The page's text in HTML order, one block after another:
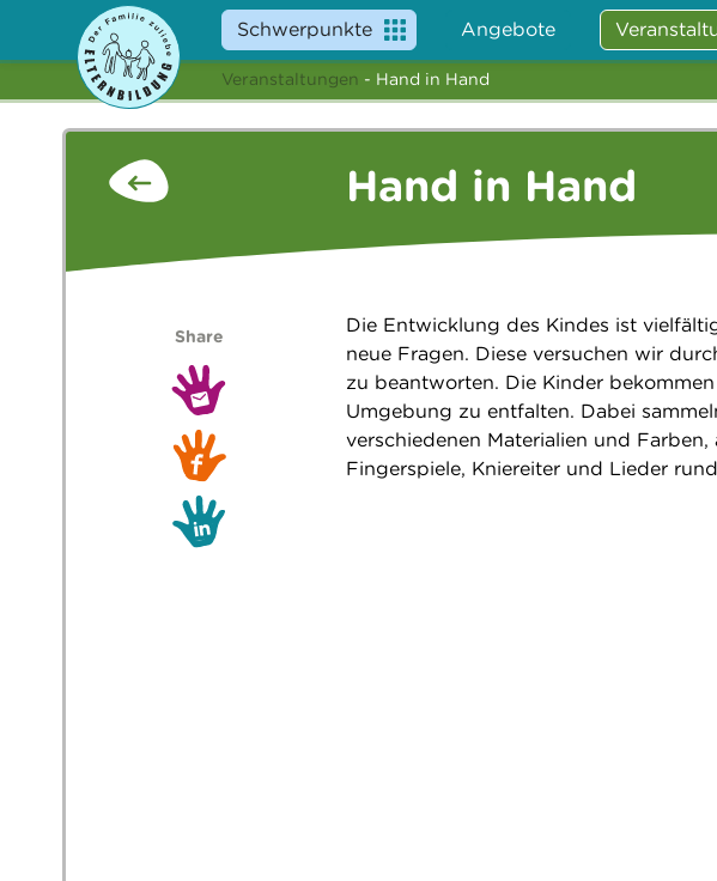
Schwerpunkte Angebote
Veranstaltungen - Hand in Hand
Hand in Hand
Die Entwicklung des Kindes ist
neue Fragen. Diese versuchen wir
zu beantworten. Die Kinder
Umgebung zu entfalten. Dabei
verschiedenen Materialien und
Fingerspiele, Kniereiter und Lieder
Share